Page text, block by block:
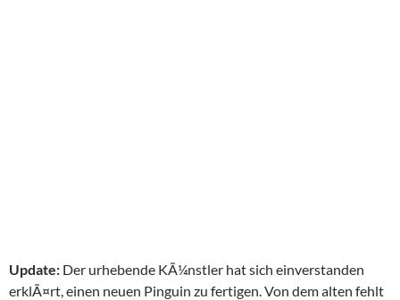
Update: Der urhebende KÃ¼nstler hat sich einverstanden
erklÃ¤rt, einen neuen Pinguin zu fertigen. Von dem alten fehlt